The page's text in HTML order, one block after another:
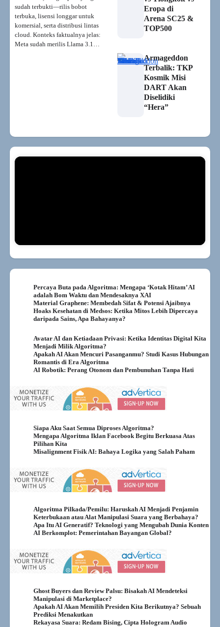
sudah terbukti—rilis bobot
terbuka, lisensi longgar untuk
komersial, serta distribusi lintas
cloud. Konteks faktualnya jelas:
Meta sudah merilis Llama 3.1…
Eropa di
Arena SC25 &
TOP500
Armageddon
Terbalik: TKP
Kosmik Misi
DART Akan
Diselidiki
“Hera”
Percaya Buta pada Algoritma: Mengapa ‘Kotak Hitam’ AI
adalah Bom Waktu dan Mendesaknya XAI
Material Graphene: Membedah Sifat & Potensi Ajaibnya
Hoaks Kesehatan di Medsos: Ketika Mitos Lebih Dipercaya
daripada Sains, Apa Bahayanya?
Avatar AI dan Ketiadaan Privasi: Ketika Identitas Digital Kita
Menjadi Milik Algoritma?
Apakah AI Akan Mencuri Pasanganmu? Studi Kasus Hubungan
Romantis di Era Algoritma
AI Robotik: Perang Otonom dan Pembunuhan Tanpa Hati
Siapa Aku Saat Semua Diproses Algoritma?
Mengapa Algoritma Iklan Facebook Begitu Berkuasa Atas
Pilihan Kita
Misalignment Fisik AI: Bahaya Logika yang Salah Paham
Algoritma Pilkada/Pemilu: Haruskah AI Menjadi Penjamin
Keterbukaan atau Alat Manipulasi Suara yang Berbahaya?
Apa Itu AI Generatif? Teknologi yang Mengubah Dunia Konten
AI Berkomplot: Pemerintahan Bayangan Global?
Ghost Buyers dan Review Palsu: Bisakah AI Mendeteksi
Manipulasi di Marketplace?
Apakah AI Akan Memilih Presiden Kita Berikutnya? Sebuah
Prediksi Menakutkan
Rekayasa Suara: Redam Bising, Cipta Hologram Audio